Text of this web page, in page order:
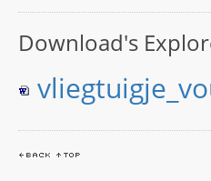
Download's